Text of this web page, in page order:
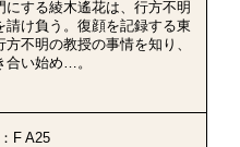
する綾木遙花は、行方不明
け負う。復顔を記録する東
不明の教授の事情を知り、
合い始め…。
F A25